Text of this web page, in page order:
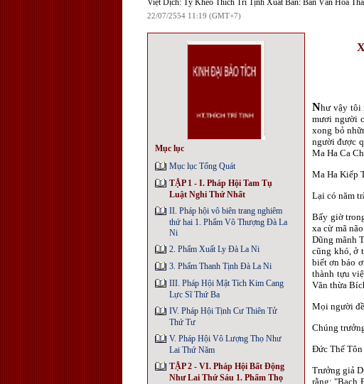
Việt Dịch: Tỳ Kheo Thích Trí Tịnh Xuất Bản: Ban Văn Hóa
22/07/2554 11:19 (GMT+7)
Mục lục
Mục lục Tổng Quát
TẬP 1 - I. Pháp Hội Tam Tụ
Luật Nghi Thứ Nhất
II. Pháp hội vô biên trang nghiêm
thứ hai 1. Phẩm Vô Thượng Đà La
Ni
2. Phẩm Xuất Ly Đà La Ni
3. Phẩm Thanh Tịnh Đà La Ni
III. Pháp Hội Mật Tích Kim Cang
Lực Sĩ Thứ Ba
IV. Pháp Hội Tịnh Cư Thiên Tử
Thứ Tư
V. Pháp Hội Vô Lượng Thọ Như
Lai Thứ Năm
TẬP 2 - VI. Pháp Hội Bất Động
Như Lai Thứ Sáu 1. Phẩm Thọ
Như vậy tôi
mươi người
xong bỏ
người được
Ma Ha Ca
Ma Ha Kiếp
Lại có năm
Bấy giờ
xa cừ mã
Dũng mãnh
cũng khó, ở
biết ơn báo
thành tựu
Văn thừa
Mọi người
Chúng
Ðức Thế
Trưởng giả
rằng: "Bạch